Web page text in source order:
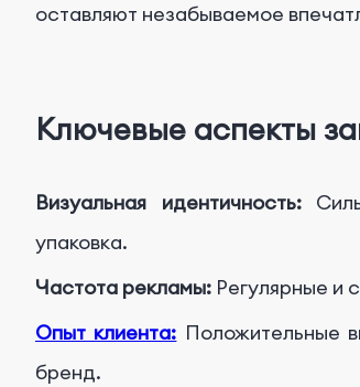
оставляют незабываемое
Ключевые аспекты
Визуальная идентичность:
упаковка.
Частота рекламы: Регулярные и
Опыт клиента: Положительные
бренд.